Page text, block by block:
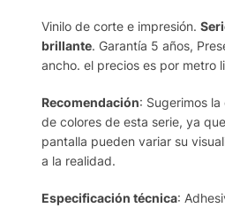
Vinilo de corte e impresión.
brillante. Garantía 5 años,
ancho. el precios es por metro
Recomendación: Sugerimos
de colores de esta serie, ya
pantalla pueden variar su
a la realidad.
Especificación técnica: